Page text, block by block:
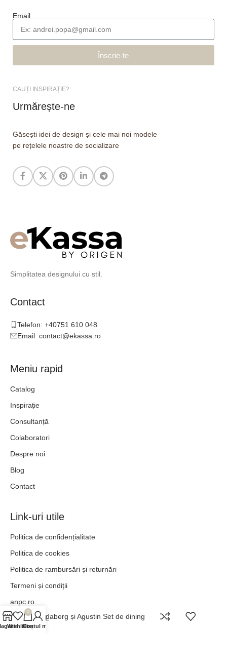
Email
Înscrie-te
CAUȚI INSPIRAȚIE?
Urmărește-ne
Găsești idei de design și cele mai noi modele
pe rețelele noastre de socializare
Simplitatea designului cu stil.
Contact
Telefon: +40751 610 048
Email: contact@ekassa.ro
Meniu rapid
Catalog
Inspirație
Consultanță
Colaboratori
Despre noi
Blog
Contact
Link-uri utile
Politica de confidențialitate
Politica de cookies
Politica de rambursări și returnări
Termeni și condiții
anpc.ro
ANPC - SALBundaberg și Agustin Set de dining
Wishlist
0
Coș
Contul meu